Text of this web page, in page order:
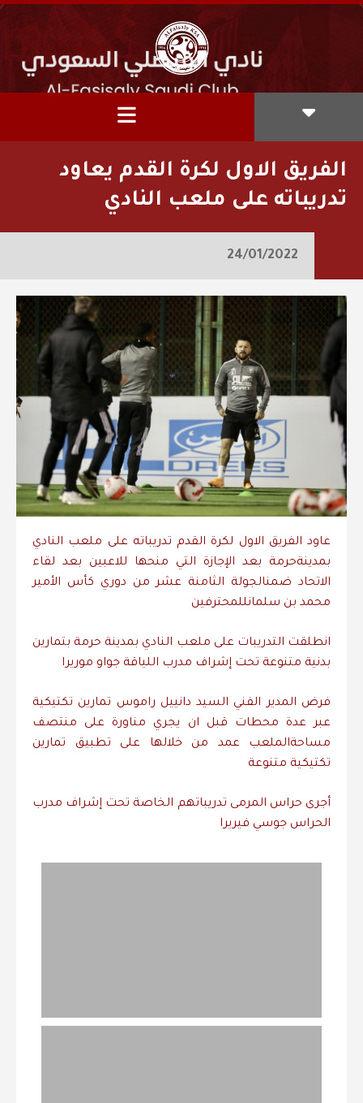
الفريق الاول لكرة القدم يعاود
تدريباته على ملعب النادي
24/01/2022
عاود الفريق الاول لكرة القدم تدريباته على ملعب النادي
بمدينةحرمة بعد الإجازة التي منحها للاعبين بعد
لقاء
الاتحاد ضمنالجولة الثامنة عشر من دوري كأس
الأمير
محمد بن سلمانللمحترفين
انطلقت التدريبات على ملعب النادي بمدينة حرمة بتمارين
بدنية متنوعة تحت إشراف مدرب اللياقة جواو موريرا
فرض المدير الفني السيد دانييل راموس تمارين تكتيكية
عبر
عدة محطات قبل ان يجري مناورة على
منتصف
مساحةالملعب عمد من خلالها على تطبيق
تمارين
تكتيكية متنوعة
أجرى حراس المرمى تدريباتهم الخاصة تحت إشراف مدرب
الحراس جوسي فيريرا